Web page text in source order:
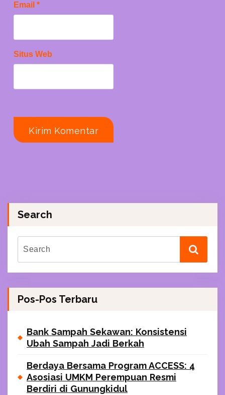
Email *
Situs Web
Search
Pos-Pos Terbaru
Bank Sampah Sekawan: Konsistensi
Ubah Sampah Jadi Berkah
Berdaya Bersama Program ACCESS: 4
Asosiasi UMKM Perempuan Resmi
Berdiri di Gunungkidul